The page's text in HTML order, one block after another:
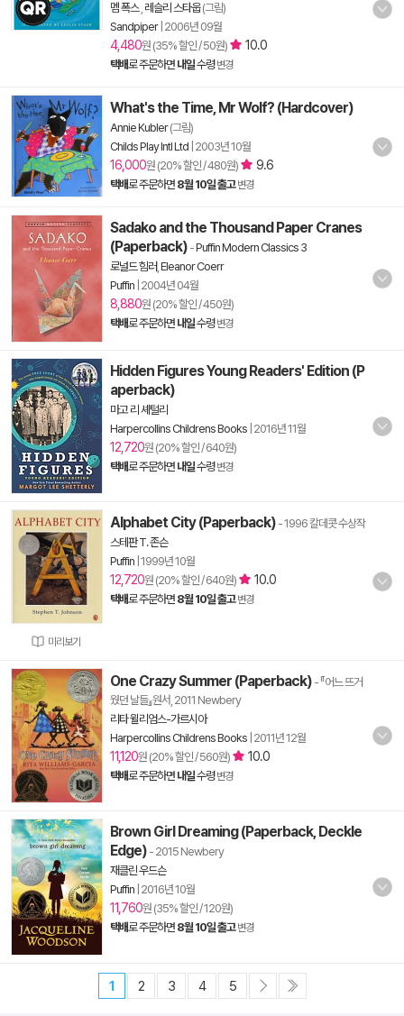
멤 폭스, 레슬리 스타웁(그림)
Sandpiper| 2006년 09월
4,480원 (35% 할인 / 50원) 10.0
택배로 주문하면 내일수령 변경
What's the Time, Mr Wolf? (Hardcover)
Annie Kubler(그림)
Childs Play Intl Ltd 2003년 10월
16,000원 (20% 할인 / 480원) 9.6
택배로 주문하면 8월 10일 출고 변경
Sadako and the Thousand Paper Cranes
(Paperback) -Puffin Modern Classics 3
로널드 힘러 Eleanor Coerr
Puffin 2004년 04월
8,880원 (20% 할인 / 450원)
택배로 주문하면 내일수령 변경
Hidden Figures Young Readers' Edition (P
aperback)
마고 리 셰털리
Harpercollins Childrens Books 2016년 11월
12,720원 (20% 할인 / 640원)
택배로 주문하면 내일수령 변경
미리보기
Alphabet City (Paperback) - 1996 칼데콧 수상작
스테판 T. 존슨
Puffin 1999년 10월
12,720원 (20% 할인 / 640원) 10.0
택배로 주문하면 8월 10일 출고 변경
One Crazy Summer (Paperback) - 『어느 뜨거
웠던 날들』원서, 2011 Newbery
리타 윌리엄스-가르시아
Harpercollins Childrens Books 2011년 12월
11,120원 (20% 할인 / 560원) 10.0
택배로 주문하면 내일수령 변경
Brown Girl Dreaming (Paperback, Deckle
Edge) - 2015 Newbery
재클린 우드슨
Puffin 2016년 10월
11,760원 (35% 할인 / 120원)
택배로 주문하면 8월 10일 출고 변경
1 2 3 4 5